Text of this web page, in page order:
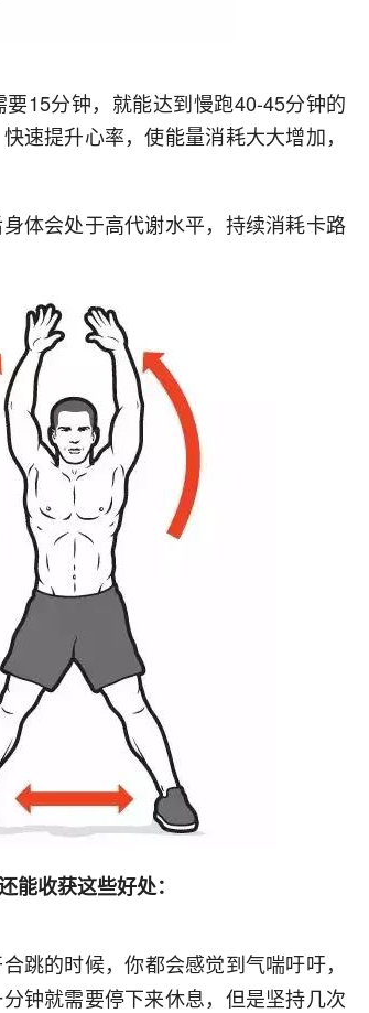
15分钟，就能达到慢跑40-45分钟的
速提升心率，使能量消耗大大增加，
体会处于高代谢水平，持续消耗卡路
能收获这些好处：
跳的时候，你都会感觉到气喘吁吁，
钟就需要停下来休息，但是坚持几次